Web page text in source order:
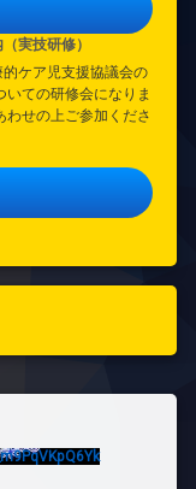
関するアンケートについて
実技研修）
ケア児支援協議会の
ての研修会になりま
せの上ご参加くださ
医療的ケア児支援協議会研修